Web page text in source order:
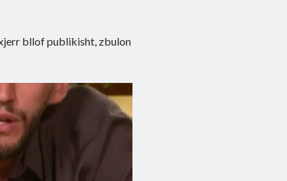
bllof publikisht, zbulon